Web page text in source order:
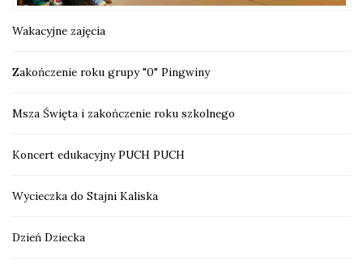
Wakacyjne zajęcia
Zakończenie roku grupy "0" Pingwiny
Msza Święta i zakończenie roku szkolnego
Koncert edukacyjny PUCH PUCH
Wycieczka do Stajni Kaliska
Dzień Dziecka